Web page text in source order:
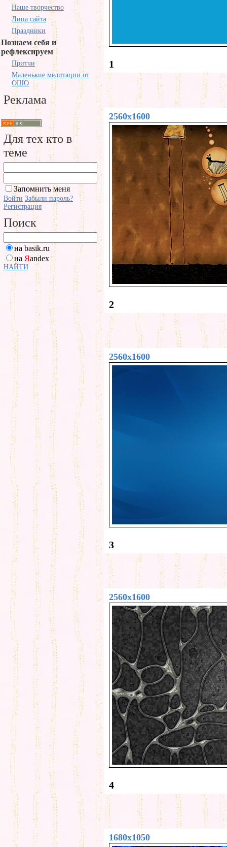
Наше творчество
Лица сайта
Праздники
Познаем себя и
рефлексируем
Притчи
Маленькие медитации от
ОШО
Реклама
Для тех кто в
теме
Запомнить меня
Войти Забыли пароль?
Регистрация
Поиск
на basik.ru
на Яandex
НАЙТИ
1
2560x1600
2
2560x1600
3
2560x1600
4
1680x1050